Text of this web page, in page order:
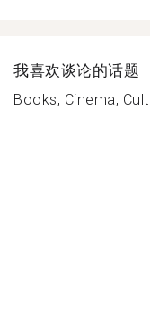
我喜欢谈论的话题
Books, Cinema,